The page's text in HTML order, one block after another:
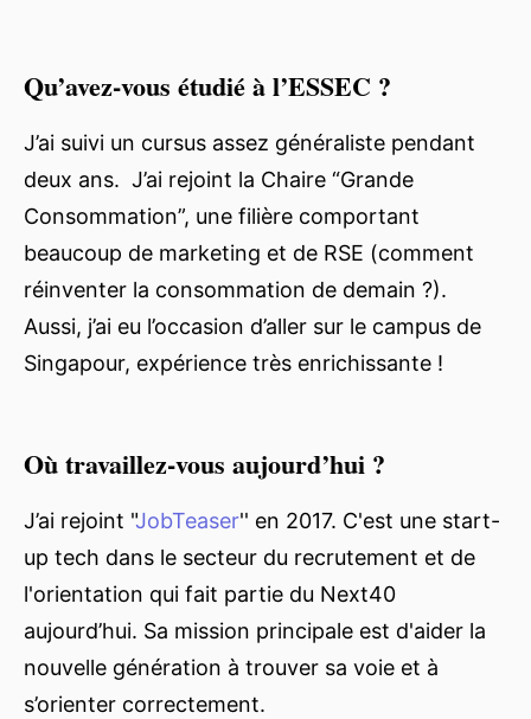
Qu’avez-vous étudié à l’ESSEC ?
J’ai suivi un cursus assez généraliste pendant
deux ans. J’ai rejoint la Chaire “Grande
Consommation”, une filière comportant
beaucoup de marketing et de RSE (comment
réinventer la consommation de demain ?).
Aussi, j’ai eu l’occasion d’aller sur le campus de
Singapour, expérience très enrichissante !
Où travaillez-vous aujourd’hui ?
J’ai rejoint "JobTeaser'' en 2017. C'est une start-
up tech dans le secteur du recrutement et de
l'orientation qui fait partie du Next40
aujourd’hui. Sa mission principale est d'aider la
nouvelle génération à trouver sa voie et à
s’orienter correctement.